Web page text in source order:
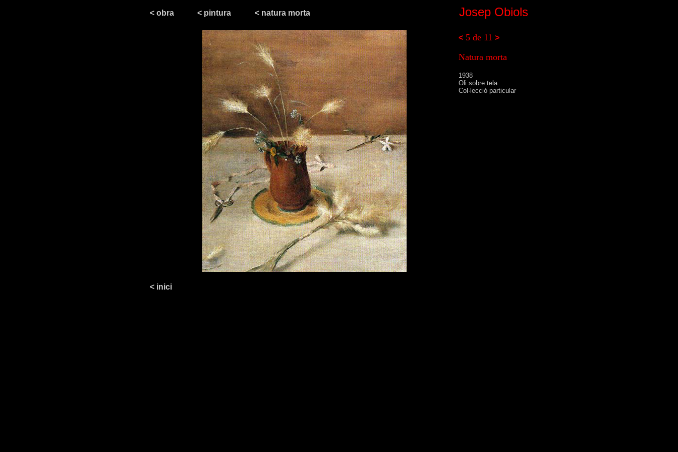
Josep Obiols
< obra < pintura < natura morta
< 5 de 11 >
Natura morta
1938
Oli sobre tela
Col·lecció particular
< inici